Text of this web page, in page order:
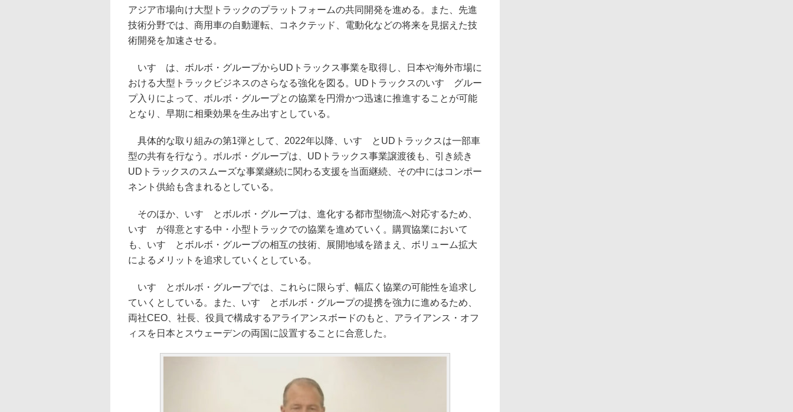
アジア市場向け大型トラックのプラットフォームの共同開発を進める。また、先進
技術分野では、商用車の自動運転、コネクテッド、電動化などの将来を見据えた技
術開発を加速させる。
いすゞは、ボルボ・グループからUDトラックス事業を取得し、日本や海外市場に
おける大型トラックビジネスのさらなる強化を図る。UDトラックスのいすゞグルー
プ入りによって、ボルボ・グループとの協業を円滑かつ迅速に推進することが可能
となり、早期に相乗効果を生み出すとしている。
具体的な取り組みの第1弾として、2022年以降、いすゞとUDトラックスは一部車
型の共有を行なう。ボルボ・グループは、UDトラックス事業譲渡後も、引き続き
UDトラックスのスムーズな事業継続に関わる支援を当面継続、その中にはコンポー
ネント供給も含まれるとしている。
そのほか、いすゞとボルボ・グループは、進化する都市型物流へ対応するため、
いすゞが得意とする中・小型トラックでの協業を進めていく。購買協業において
も、いすゞとボルボ・グループの相互の技術、展開地域を踏まえ、ボリューム拡大
によるメリットを追求していくとしている。
いすゞとボルボ・グループでは、これらに限らず、幅広く協業の可能性を追求し
ていくとしている。また、いすゞとボルボ・グループの提携を強力に進めるため、
両社CEO、社長、役員で構成するアライアンスボードのもと、アライアンス・オフ
ィスを日本とスウェーデンの両国に設置することに合意した。